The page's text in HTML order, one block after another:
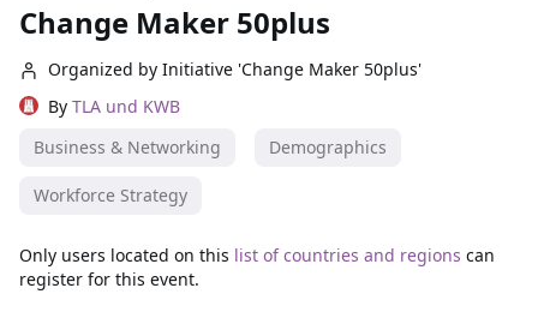
Change Maker 50plus
Organized by Initiative 'Change Maker 50plus'
By TLA und KWB
Business & Networking
Demographics
Workforce Strategy
Only users located on this list of countries and regions can
register for this event.